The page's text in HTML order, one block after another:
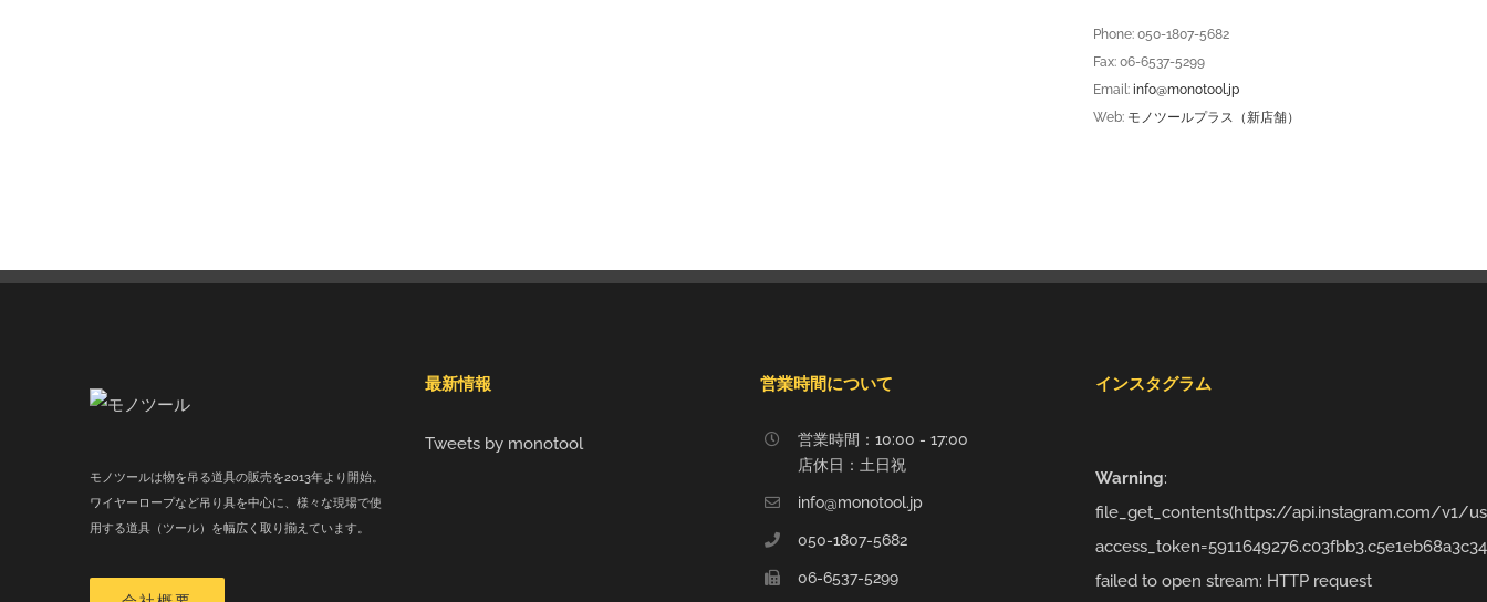
Phone: 050-1807-5682
Fax: 06-6537-5299
Email: info@monotool.jp
Web: モノツールプラス（新店舗）
モノツールは物を吊る道具の販売を2013年より開始。
ワイヤーロープなど吊り具を中心に、様々な現場で使
用する道具（ツール）を幅広く取り揃えています。
最新情報
Tweets by monotool
営業時間について
営業時間：10:00 - 17:00
店休日：土日祝
info@monotool.jp
050-1807-5682
06-6537-5299
インスタグラム
Warning:
file_get_contents(https://api.instagram.com/v1/
failed to open stream: HTTP request